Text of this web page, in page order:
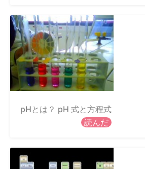
pHとは？ pH 式と方程式
読んだ